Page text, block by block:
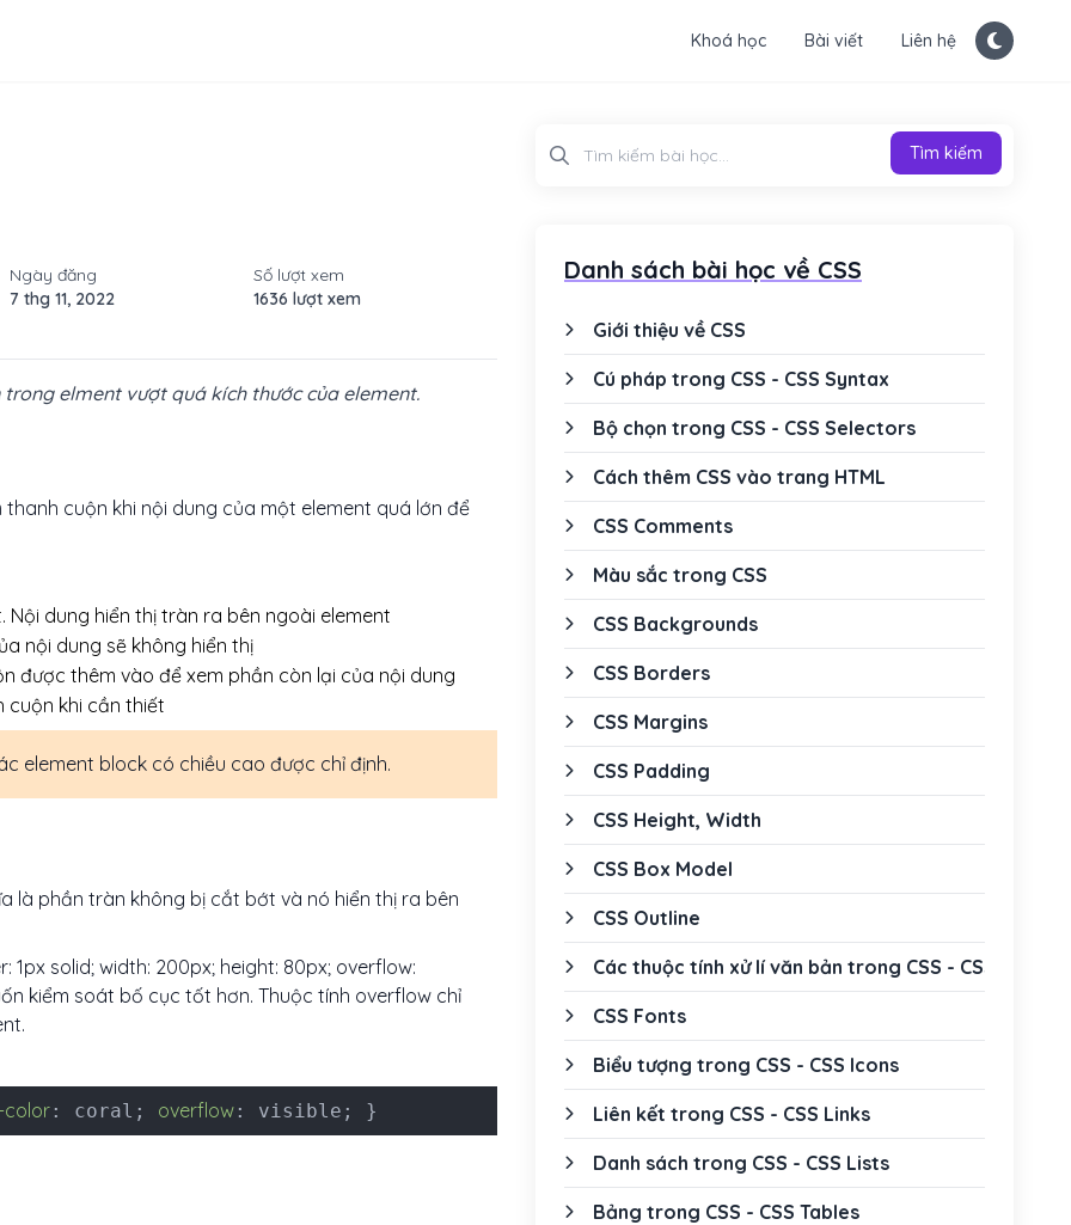
Khoá học Bài viết Liên hệ
Ngày đăng
7 thg 11, 2022
Số lượt xem
1636 lượt xem
elment vượt quá kích thước của element.
cuộn khi nội dung của một element quá lớn để
dung hiển thị tràn ra bên ngoài element
nội dung sẽ không hiển thị
được thêm vào để xem phần còn lại của nội dung
cuộn khi cần thiết
element block có chiều cao được chỉ định.
là phần tràn không bị cắt bớt và nó hiển thị ra bên
solid; width: 200px; height: 80px; overflow:
kiểm soát bố cục tốt hơn. Thuộc tính overflow chỉ
color: coral; overflow: visible; }
Tìm kiếm
Danh sách bài học về CSS
Giới thiệu về CSS
Cú pháp trong CSS - CSS Syntax
Bộ chọn trong CSS - CSS Selectors
Cách thêm CSS vào trang HTML
CSS Comments
Màu sắc trong CSS
CSS Backgrounds
CSS Borders
CSS Margins
CSS Padding
CSS Height, Width
CSS Box Model
CSS Outline
Các thuộc tính xử lí văn bản trong CSS - CSS Text
CSS Fonts
Biểu tượng trong CSS - CSS Icons
Liên kết trong CSS - CSS Links
Danh sách trong CSS - CSS Lists
Bảng trong CSS - CSS Tables